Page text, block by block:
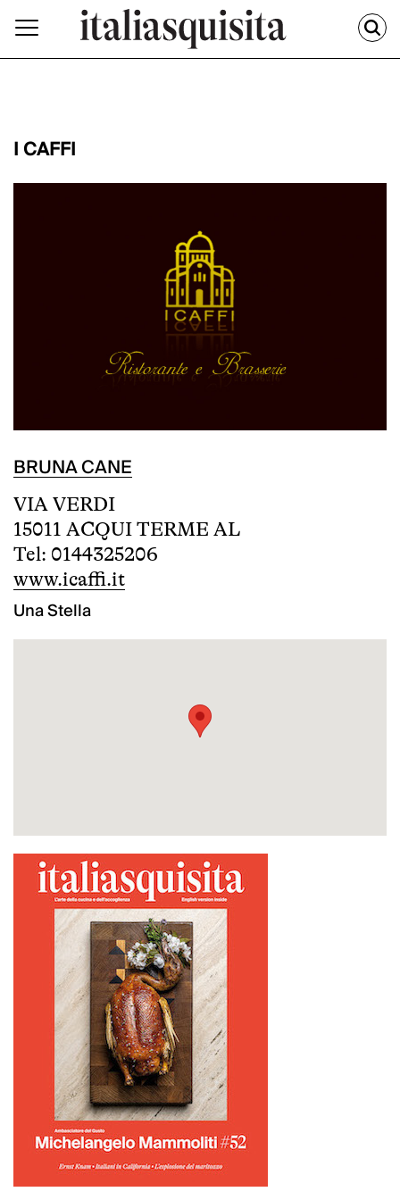
I CAFFI
BRUNA CANE
VIA VERDI
15011 ACQUI TERME AL
Tel: 0144325206
www.icaffi.it
Una Stella